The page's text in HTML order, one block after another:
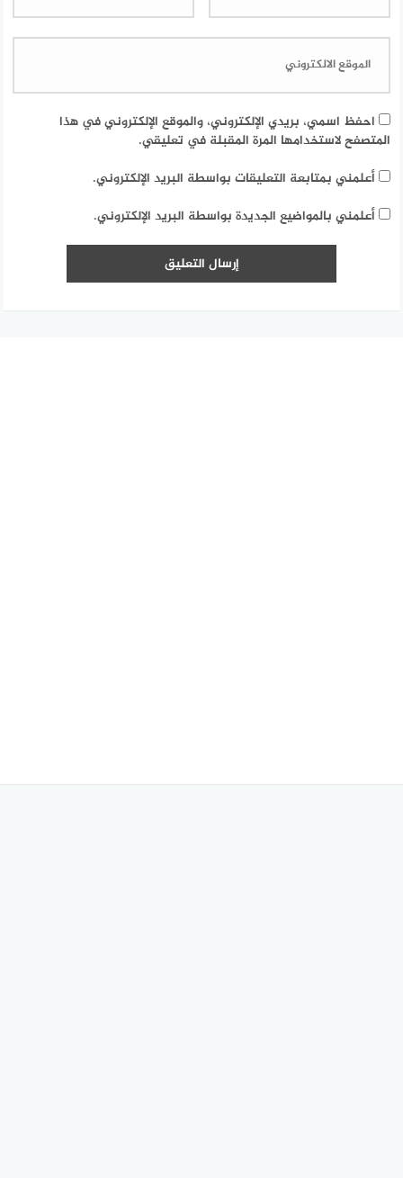
احفظ اسمي، بريدي الإلكتروني، والموقع الإلكتروني في هذا
المتصفح لاستخدامها المرة المقبلة في تعليقي.
أعلمني بمتابعة التعليقات بواسطة البريد الإلكتروني.
أعلمني بالمواضيع الجديدة بواسطة البريد الإلكتروني.